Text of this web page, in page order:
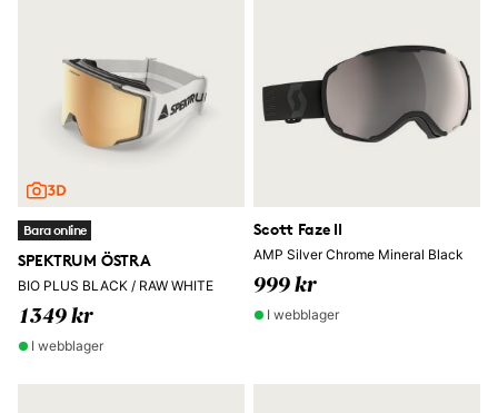
Bara online
SPEKTRUM ÖSTRA
BIO PLUS BLACK / RAW WHITE
1349 kr
I webblager
Scott Faze II
AMP Silver Chrome Mineral Black
999 kr
I webblager